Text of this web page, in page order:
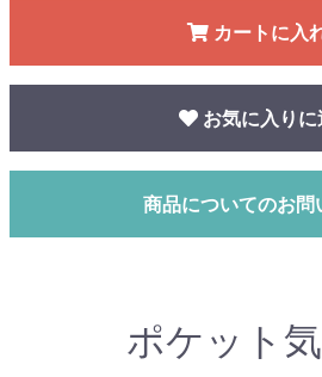
カートに入
お気に入りに
商品についてのお問
ポケット